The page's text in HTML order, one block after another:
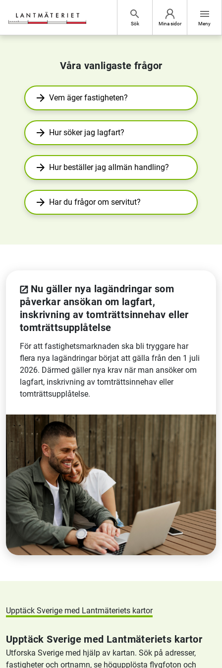
search
Sök Mina sidor
menu
Meny
Våra vanligaste frågor
arrow_forward Vem äger fastigheten?
arrow_forward Hur söker jag lagfart?
arrow_forward Hur beställer jag allmän handling?
arrow_forward Har du frågor om servitut?
Nu gäller nya lagändringar som
påverkar ansökan om lagfart,
inskrivning av tomträttsinnehav eller
tomträttsupplåtelse
För att fastighetsmarknaden ska bli tryggare har
flera nya lagändringar börjat att gälla från den 1 juli
2026. Därmed gäller nya krav när man ansöker om
lagfart, inskrivning av tomträttsinnehav eller
tomträttsupplåtelse.
Upptäck Sverige med Lantmäteriets kartor
Upptäck Sverige med Lantmäteriets kartor
Utforska Sverige med hjälp av kartan. Sök på adresser,
fastigheter och ortnamn, se högupplösta flygfoton och